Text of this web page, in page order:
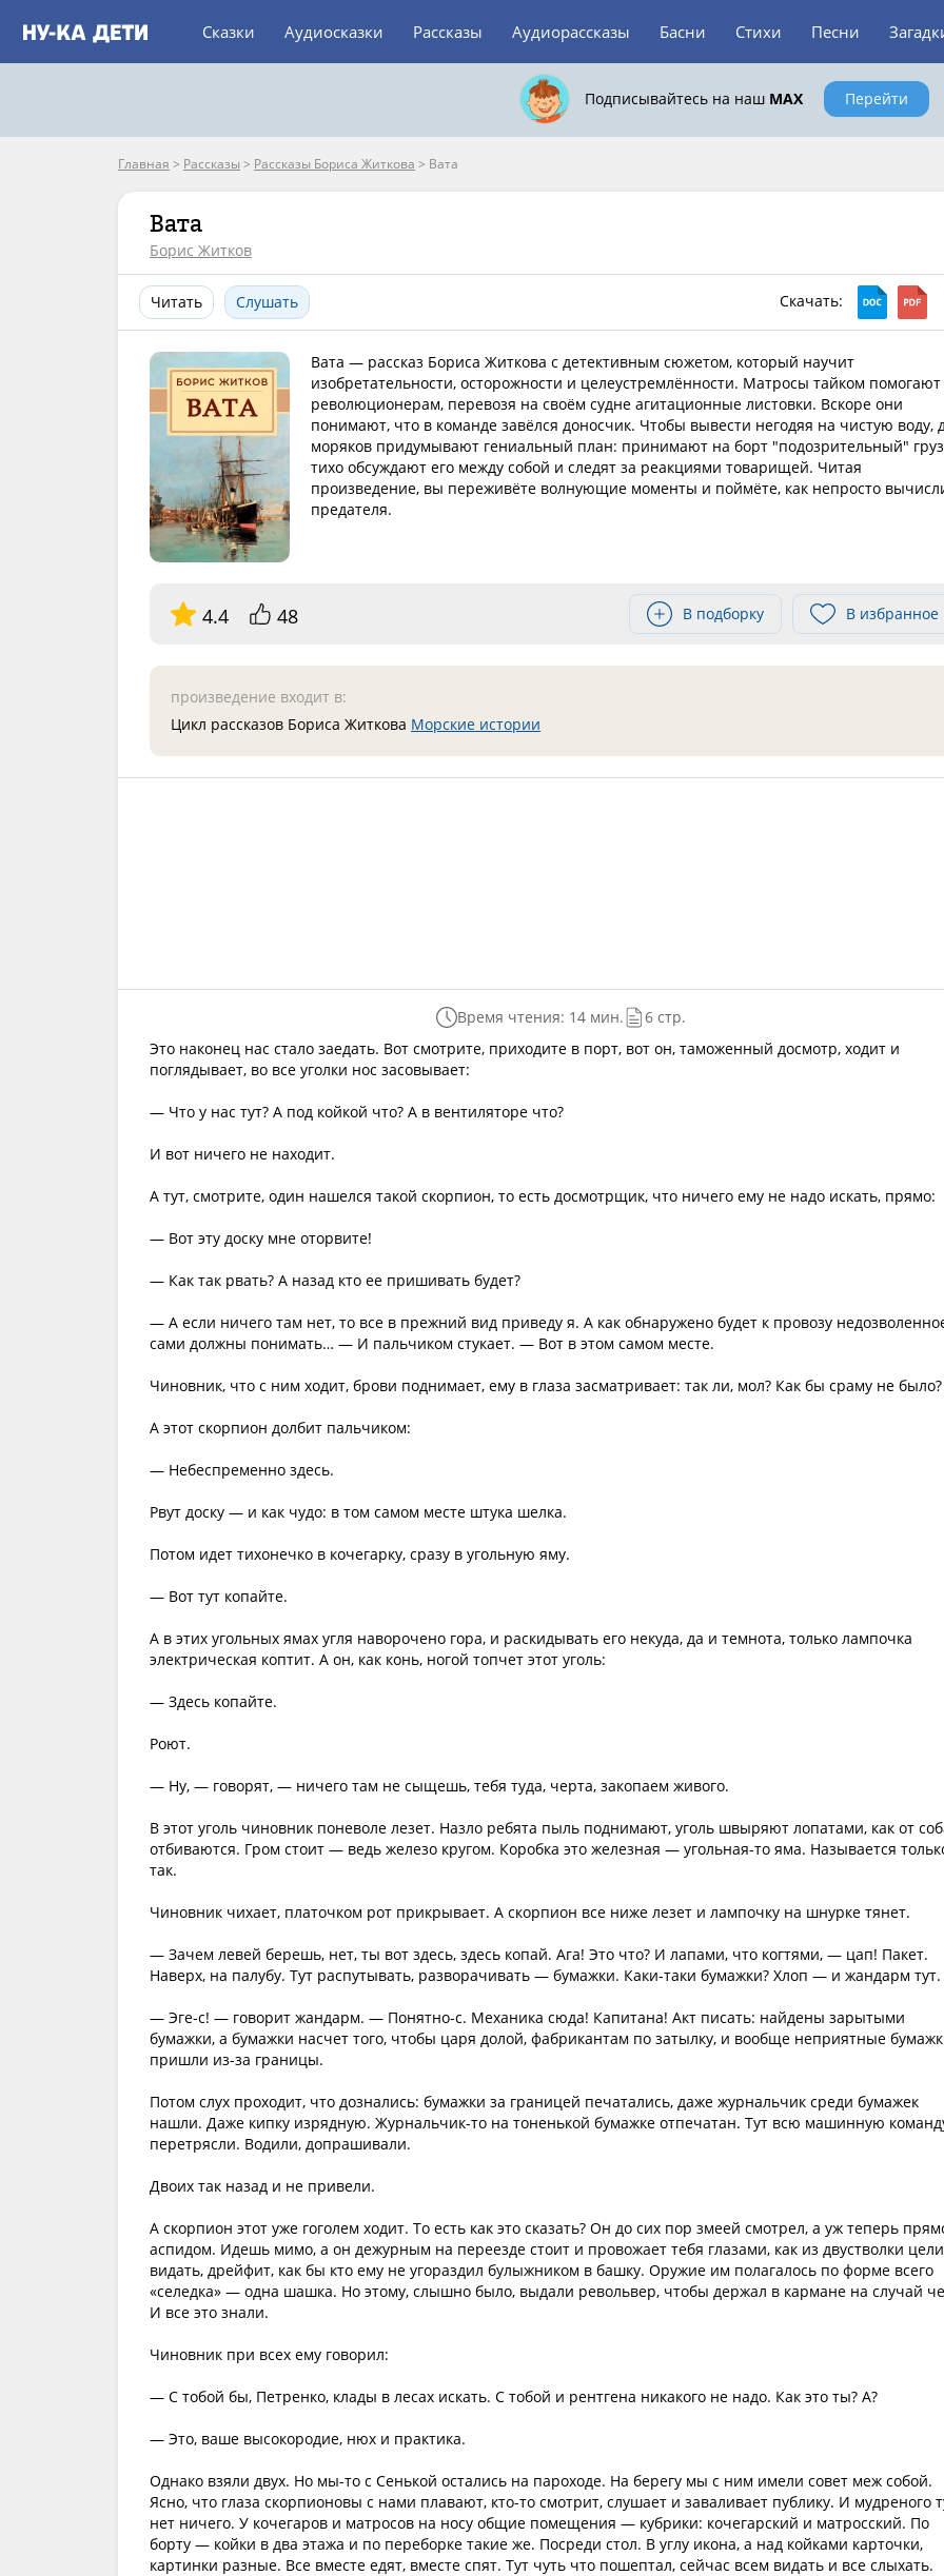
Сказки Аудиосказки Рассказы Аудиорассказы Басни Стихи Песни
Подписывайтесь на наш MAX Перейти
Главная > Рассказы > Рассказы Бориса Житкова > Вата
Вата
Борис Житков
Читать Слушать Скачать:
Вата — рассказ Бориса Житкова с детективным сюжетом, который научит
изобретательности, осторожности и целеустремлённости. Матросы тайком помогают
революционерам, перевозя на своём судне агитационные листовки. Вскоре они
понимают, что в команде завёлся доносчик. Чтобы вывести негодяя на чистую воду,
моряков придумывают гениальный план: принимают на борт "подозрительный"
тихо обсуждают его между собой и следят за реакциями товарищей. Читая
произведение, вы переживёте волнующие моменты и поймёте, как непросто
предателя.
4.4 48 В подборку В избранное
произведение входит в:
Цикл рассказов Бориса Житкова Морские истории
Время чтения: 14 мин.
6 стр.
Это наконец нас стало заедать. Вот смотрите, приходите в порт, вот он, таможенный досмотр, ходит и
поглядывает, во все уголки нос засовывает:
— Что у нас тут? А под койкой что? А в вентиляторе что?
И вот ничего не находит.
А тут, смотрите, один нашелся такой скорпион, то есть досмотрщик, что ничего ему не надо искать, прямо:
— Вот эту доску мне оторвите!
— Как так рвать? А назад кто ее пришивать будет?
— А если ничего там нет, то все в прежний вид приведу я. А как обнаружено будет к провозу
сами должны понимать… — И пальчиком стукает. — Вот в этом самом месте.
Чиновник, что с ним ходит, брови поднимает, ему в глаза засматривает: так ли, мол? Как бы сраму не было?
А этот скорпион долбит пальчиком:
— Небеспременно здесь.
Рвут доску — и как чудо: в том самом месте штука шелка.
Потом идет тихонечко в кочегарку, сразу в угольную яму.
— Вот тут копайте.
А в этих угольных ямах угля наворочено гора, и раскидывать его некуда, да и темнота, только лампочка
электрическая коптит. А он, как конь, ногой топчет этот уголь:
— Здесь копайте.
Роют.
— Ну, — говорят, — ничего там не сыщешь, тебя туда, черта, закопаем живого.
В этот уголь чиновник поневоле лезет. Назло ребята пыль поднимают, уголь швыряют лопатами, как от
отбиваются. Гром стоит — ведь железо кругом. Коробка это железная — угольная-то яма. Называется
так.
Чиновник чихает, платочком рот прикрывает. А скорпион все ниже лезет и лампочку на шнурке тянет.
— Зачем левей берешь, нет, ты вот здесь, здесь копай. Ага! Это что? И лапами, что когтями, — цап! Пакет.
Наверх, на палубу. Тут распутывать, разворачивать — бумажки. Каки-таки бумажки? Хлоп — и жандарм тут.
— Эге-с! — говорит жандарм. — Понятно-с. Механика сюда! Капитана! Акт писать: найдены зарытыми
бумажки, а бумажки насчет того, чтобы царя долой, фабрикантам по затылку, и вообще неприятные
пришли из-за границы.
Потом слух проходит, что дознались: бумажки за границей печатались, даже журнальчик среди бумажек
нашли. Даже кипку изрядную. Журнальчик-то на тоненькой бумажке отпечатан. Тут всю машинную
перетрясли. Водили, допрашивали.
Двоих так назад и не привели.
А скорпион этот уже гоголем ходит. То есть как это сказать? Он до сих пор змеей смотрел, а уж теперь
аспидом. Идешь мимо, а он дежурным на переезде стоит и провожает тебя глазами, как из двустволки
видать, дрейфит, как бы кто ему не угораздил булыжником в башку. Оружие им полагалось по форме всего
«селедка» — одна шашка. Но этому, слышно было, выдали револьвер, чтобы держал в кармане на случай
И все это знали.
Чиновник при всех ему говорил:
— С тобой бы, Петренко, клады в лесах искать. С тобой и рентгена никакого не надо. Как это ты? А?
— Это, ваше высокородие, нюх и практика.
Однако взяли двух. Но мы-то с Сенькой остались на пароходе. На берегу мы с ним имели совет меж собой.
Ясно, что глаза скорпионовы с нами плавают, кто-то смотрит, слушает и заваливает публику. И мудреного
нет ничего. У кочегаров и матросов на носу общие помещения — кубрики: кочегарский и матросский. По
борту — койки в два этажа и по переборке такие же. Посреди стол. В углу икона, а над койками карточки,
картинки разные. Все вместе едят, вместе спят. Тут чуть что пошептал, сейчас всем видать и все слыхать.